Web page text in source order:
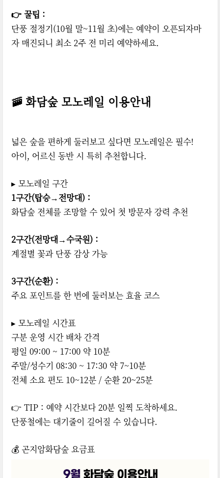
👉 꿀팁 :
단풍 절정기(10월 말~11월 초)에는 예약이 오픈되자마
자 매진되니 최소 2주 전 미리 예약하세요.
🚠 화담숲 모노레일 이용안내
넓은 숲을 편하게 둘러보고 싶다면 모노레일은 필수!
아이, 어르신 동반 시 특히 추천합니다.
▸ 모노레일 구간
1구간(탑승→전망대) :
화담숲 전체를 조망할 수 있어 첫 방문자 강력 추천
2구간(전망대→수국원) :
계절별 꽃과 단풍 감상 가능
3구간(순환) :
주요 포인트를 한 번에 둘러보는 효율 코스
▸ 모노레일 시간표
구분 운영 시간 배차 간격
평일 09:00 ~ 17:00 약 10분
주말/성수기 08:30 ~ 17:30 약 7~10분
전체 소요 편도 10~12분 / 순환 20~25분
👉 TIP : 예약 시간보다 20분 일찍 도착하세요.
단풍철에는 대기줄이 길어질 수 있습니다.
💰 곤지암화담숲 요금표